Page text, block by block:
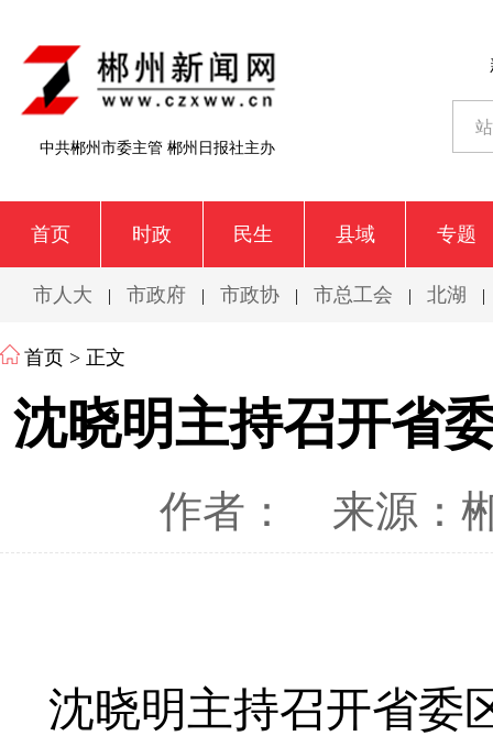
中共郴州市委主管 郴州日报社主办
首页 时政 民生 县域 专题
市人大 | 市政府 | 市政协 | 市总工会 | 北湖 |
首页 > 正文
沈晓明主持召开省
作者： 来源：
沈晓明主持召开省委